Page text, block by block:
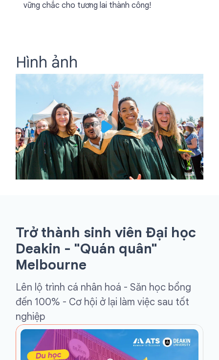
vững chắc cho tương lai thành công!
Hình ảnh
Trở thành sinh viên Đại học
Deakin - "Quán quân"
Melbourne
Lên lộ trình cá nhân hoá - Săn học bổng
đến 100% - Cơ hội ở lại làm việc sau tốt
nghiệp